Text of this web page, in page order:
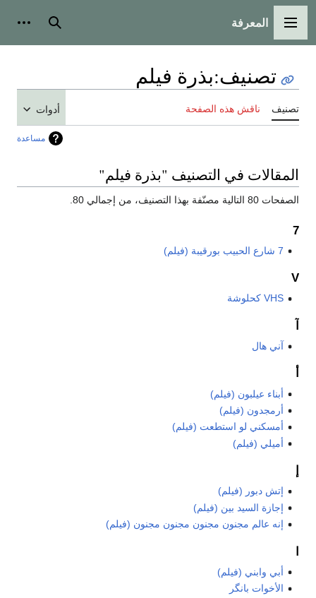
القائمة الرئيسية
المعرفة بحث
تصنيف:بذرة فيلم
تصنيف ناقش هذه الصفحة أدوات
مساعدة
المقالات في التصنيف "بذرة فيلم"
الصفحات 80 التالية مصنّفة بهذا التصنيف، من إجمالي 80.
7
7 شارع الحبيب بورقيبة (فيلم)
V
VHS كحلوشة
آني هال
أبناء عيلبون (فيلم)
أرمجدون (فيلم)
أمسكني لو استطعت (فيلم)
أميلي (فيلم)
إ
إتش دبور (فيلم)
إجازة السيد بين (فيلم)
إنه عالم مجنون مجنون مجنون مجنون (فيلم)
أبي وابني (فيلم)
الأخوات بانگر